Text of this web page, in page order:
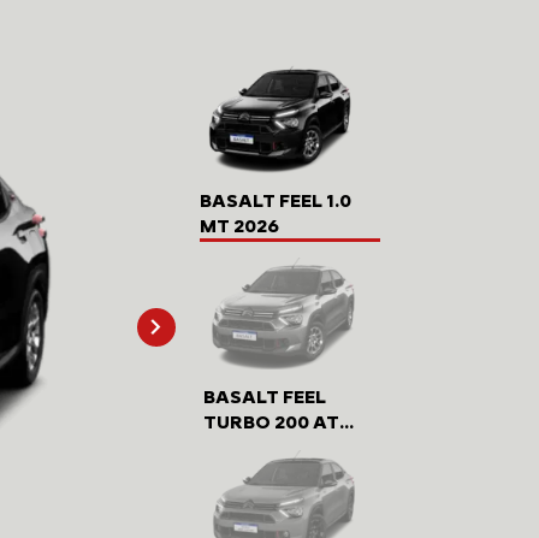
BASALT FEEL 1.0
MT 2026
BASALT FEEL
TURBO 200 AT